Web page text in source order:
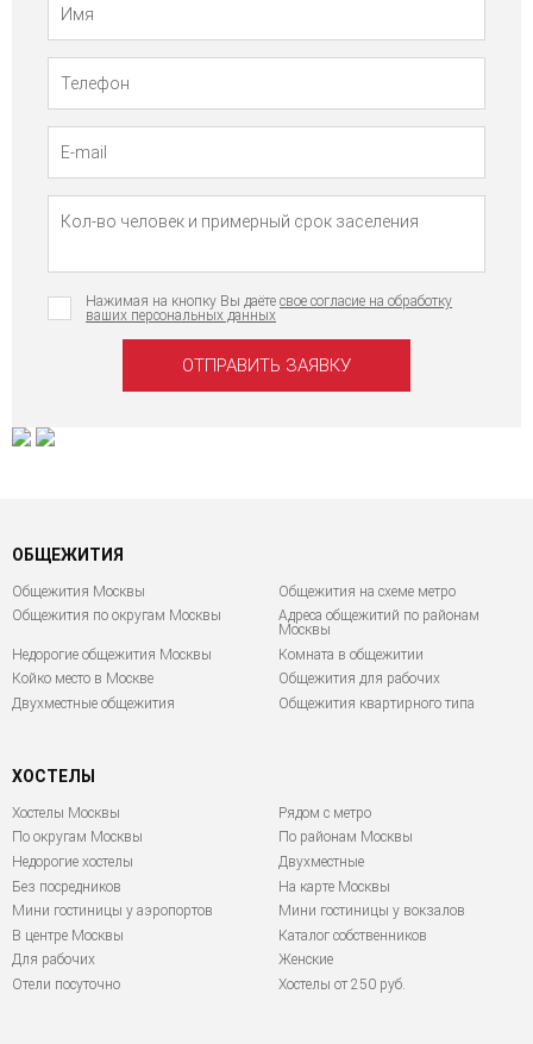
Нажимая на кнопку Вы даёте свое согласие на обработку
ваших персональных данных
ОБЩЕЖИТИЯ
Общежития Москвы
Общежития на схеме метро
Общежития по округам Москвы
Адреса общежитий по районам
Москвы
Недорогие общежития Москвы
Комната в общежитии
Койко место в Москве
Общежития для рабочих
Двухместные общежития
Общежития квартирного типа
ХОСТЕЛЫ
Хостелы Москвы
По округам Москвы
Недорогие хостелы
Без посредников
Мини гостиницы у аэропортов
В центре Москвы
Для рабочих
Отели посуточно
Рядом с метро
По районам Москвы
Двухместные
На карте Москвы
Мини гостиницы у вокзалов
Каталог собственников
Женские
Хостелы от 250 руб.